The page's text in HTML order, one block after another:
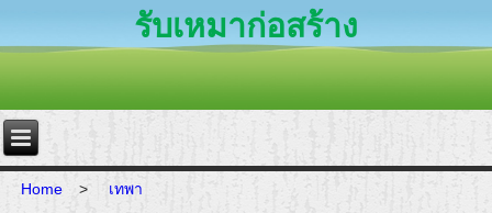
รับเหมาก่อสร้าง
Home > เทพา